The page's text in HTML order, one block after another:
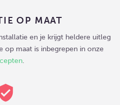
OP MAAT
en je krijgt heldere uitleg
op maat is inbegrepen in onze
.